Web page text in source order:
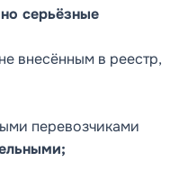
серьёзные
внесённым в реестр,
перевозчиками